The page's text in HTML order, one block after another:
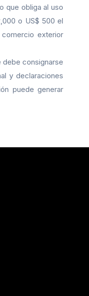
que obliga al uso
o US$ 500 el
exterior
debe consignarse
y declaraciones
puede generar